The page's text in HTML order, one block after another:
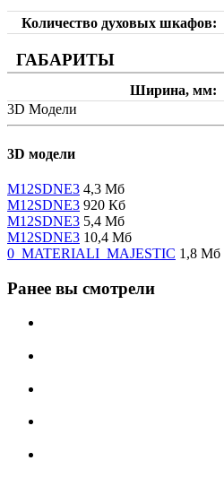
Количество духовых шкафов
ГАБАРИТЫ
Ширина, мм
3D Модели
3D модели
M12SDNE3 4,3 Мб
M12SDNE3 920 Кб
M12SDNE3 5,4 Мб
M12SDNE3 10,4 Мб
0_MATERIALI_MAJESTIC 1,8 Мб
Ранее вы смотрели